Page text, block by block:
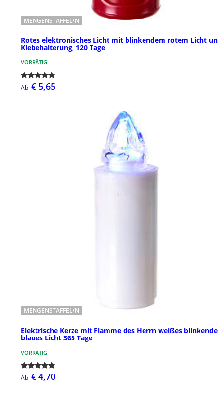
MENGENSTAFFEL/N
Rotes elektronisches Licht mit blinkendem rotem Licht
Klebehalterung, 120 Tage
VORRÄTIG
Ab € 5,65
MENGENSTAFFEL/N
Elektrische Kerze mit Flamme des Herrn weißes
blaues Licht 365 Tage
VORRÄTIG
Ab € 4,70